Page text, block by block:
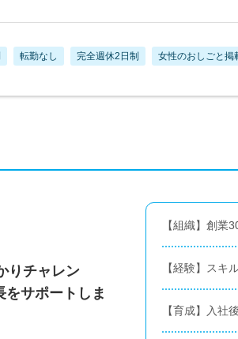
転勤なし 完全週休2日制 女性のおしごと掲
りチャレン
をサポートしま
【組織】創業
【経験】スキ
【育成】入社